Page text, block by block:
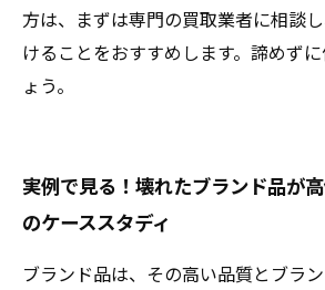
方は、まずは専門の買取業者に相談
けることをおすすめします。諦めず
ょう。
実例で見る！壊れたブランド品が
のケーススタディ
ブランド品は、その高い品質とブラ